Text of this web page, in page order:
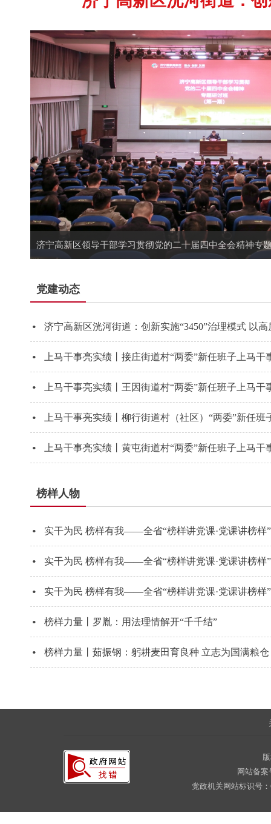
党建动态
·
·
·
·
·
榜样人物
·
·
·
·
榜样力量丨罗胤：用法理情解开“千千结”
· 榜样力量丨茹振钢：躬耕麦田育良种 立志为国满粮仓
网站备案
党政机关网站标识号